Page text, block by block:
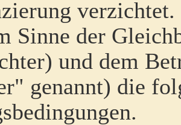
Sinne der
und dem
genannt) die